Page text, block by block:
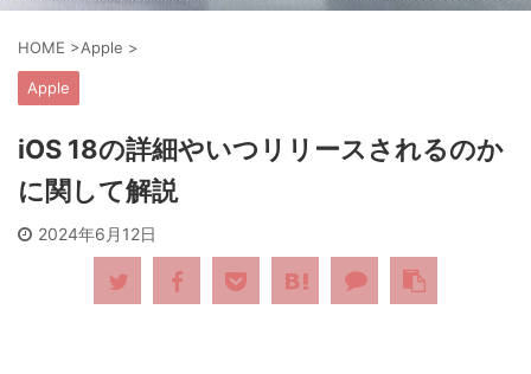
HOME >Apple >
Apple
iOS 18の詳細やいつリリースされるのか
に関して解説
2024年6月12日